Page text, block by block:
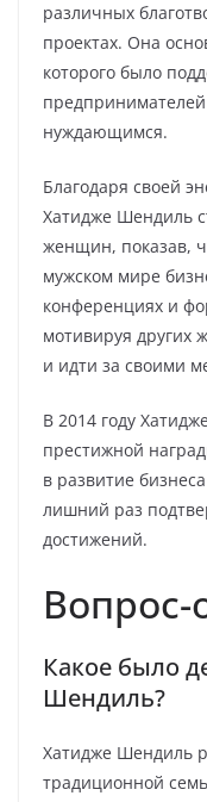
различных
проектах. Она
которого было
нуждающимся.
Благодаря своей
Хатидже Шендиль
женщин, показав,
мужском мире
конференциях и
мотивируя других
и идти за своими
В 2014 году
престижной
в развитие
лишний раз
достижений.
Вопрос-
Какое было
Шендиль?
Хатидже Шендиль
традиционной